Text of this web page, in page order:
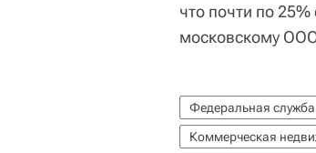
что почти по
московскому
Федеральная служба
Коммерческая